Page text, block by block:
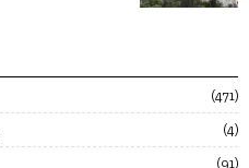
471
4
91